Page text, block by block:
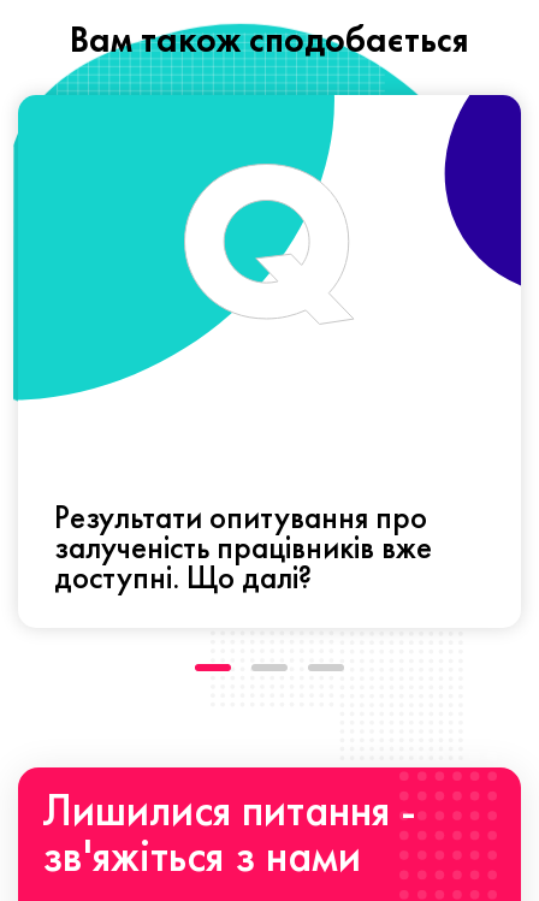
Вам також сподобається
Результати опитування про
залученість працівників вже
доступні. Що далі?
Лишилися питання -
зв'яжіться з нами